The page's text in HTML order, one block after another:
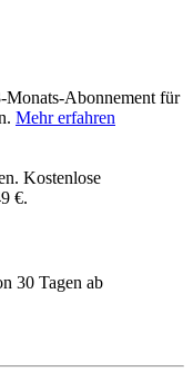
Abonnement für
Mehr erfahren
Kostenlose
€.
30 Tagen ab